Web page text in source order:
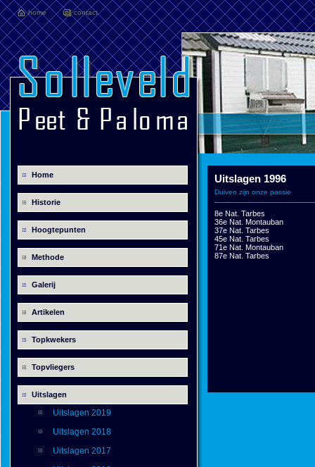
home contact
Home
Historie
Hoogtepunten
Methode
Galerij
Artikelen
Topkwekers
Topvliegers
Uitslagen
Uitslagen 2019
Uitslagen 2018
Uitslagen 2017
Uitslagen 1996
Duiven zijn onze passie
8e Nat. Tarbes
36e Nat. Montauban
37e Nat. Tarbes
45e Nat. Tarbes
71e Nat. Montauban
87e Nat. Tarbes